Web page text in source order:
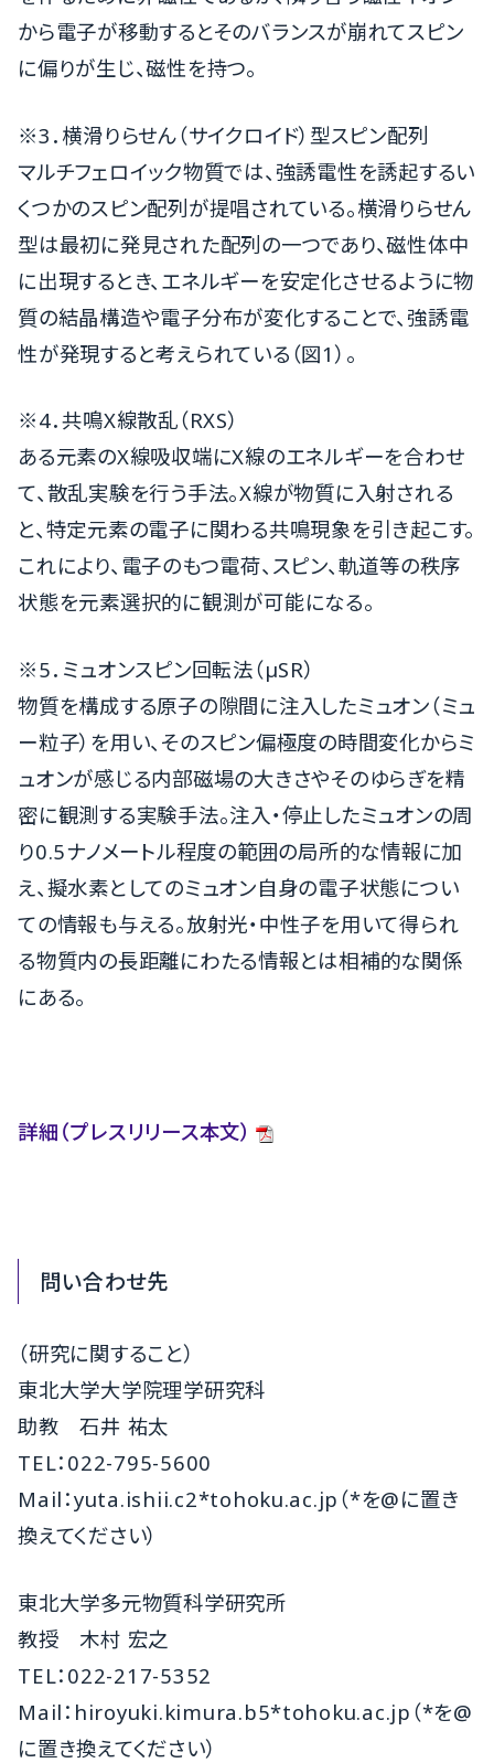
から電子が移動するとそのバランスが崩れてスピン
に偏りが生じ、磁性を持つ。
※3．横滑りらせん（サイクロイド）型スピン配列
マルチフェロイック物質では、強誘電性を誘起するい
くつかのスピン配列が提唱されている。横滑りらせん
型は最初に発見された配列の一つであり、磁性体中
に出現するとき、エネルギーを安定化させるように物
質の結晶構造や電子分布が変化することで、強誘電
性が発現すると考えられている（図1）。
※4．共鳴X線散乱（RXS）
ある元素のX線吸収端にX線のエネルギーを合わせ
て、散乱実験を行う手法。X線が物質に入射される
と、特定元素の電子に関わる共鳴現象を引き起こす。
これにより、電子のもつ電荷、スピン、軌道等の秩序
状態を元素選択的に観測が可能になる。
※5．ミュオンスピン回転法（µSR）
物質を構成する原子の隙間に注入したミュオン（ミュ
ー粒子）を用い、そのスピン偏極度の時間変化からミ
ュオンが感じる内部磁場の大きさやそのゆらぎを精
密に観測する実験手法。注入・停止したミュオンの周
り0.5ナノメートル程度の範囲の局所的な情報に加
え、擬水素としてのミュオン自身の電子状態につい
ての情報も与える。放射光・中性子を用いて得られ
る物質内の長距離にわたる情報とは相補的な関係
にある。
詳細（プレスリリース本文）
問い合わせ先
（研究に関すること）
東北大学大学院理学研究科
助教 石井 祐太
TEL：022-795-5600
Mail：yuta.ishii.c2*tohoku.ac.jp（*を@に置き
換えてください）
東北大学多元物質科学研究所
教授 木村 宏之
TEL：022-217-5352
Mail：hiroyuki.kimura.b5*tohoku.ac.jp（*を@
に置き換えてください）